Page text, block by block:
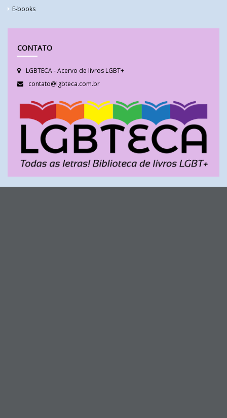
E-books
CONTATO
LGBTECA - Acervo de livros LGBT+
contato@lgbteca.com.br